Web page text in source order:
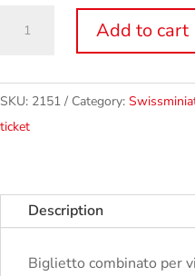
The
Sense
Swissminiatur
quantity
Add to cart
SKU: 2151 Category:
ticket
Description
Biglietto combinato per